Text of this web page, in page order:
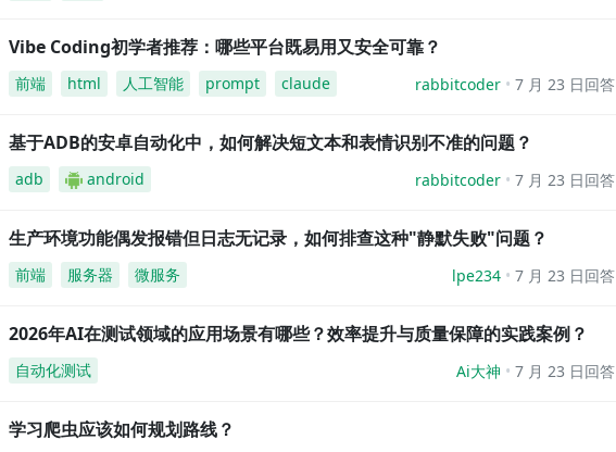
Vibe Coding初学者推荐：哪些平台既易用又安全可靠？
前端 html 人工智能 prompt claude rabbitcoder 7 月 23 日回答
基于ADB的安卓自动化中，如何解决短文本和表情识别不准的问题？
adb android rabbitcoder 7 月 23 日回答
生产环境功能偶发报错但日志无记录，如何排查这种"静默失败"问题？
前端 服务器 微服务 lpe234 7 月 23 日回答
2026年AI在测试领域的应用场景有哪些？效率提升与质量保障的实践案例？
自动化测试 Ai大神 7 月 23 日回答
学习爬虫应该如何规划路线？